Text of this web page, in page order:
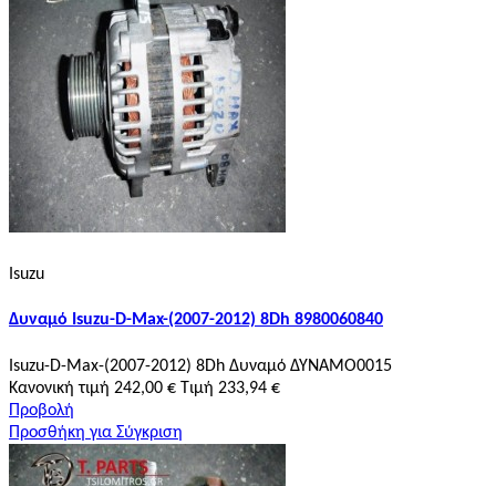
Isuzu
Δυναμό Isuzu-D-Max-(2007-2012) 8Dh 8980060840
Isuzu-D-Max-(2007-2012) 8Dh Δυναμό ΔΥΝΑΜΟ0015
Κανονική τιμή 242,00 € Τιμή 233,94 €
Προβολή
Προσθήκη για Σύγκριση